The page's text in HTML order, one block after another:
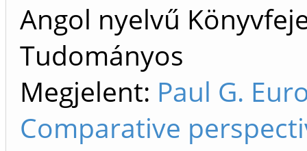
Angol nyelvű
Tudományos
Megjelent: Paul G.
Comparative